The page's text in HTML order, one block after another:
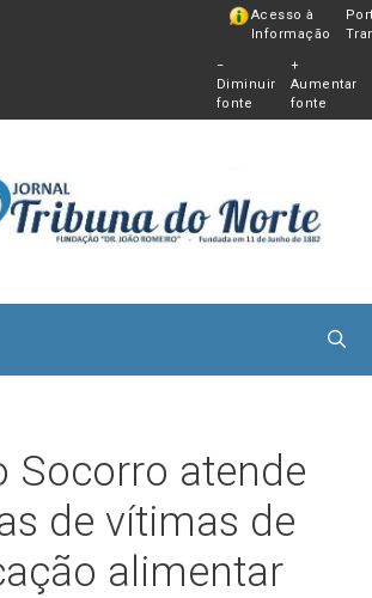
Pular
para
Acesso à
Informação
−
Diminuir
fonte
+
Aumentar
fonte
Socorro atende
de vítimas de
alimentar